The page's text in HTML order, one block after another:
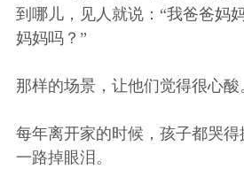
到哪儿，见人就说：“我爸爸妈
妈妈吗？”
那样的场景，让他们觉得很心酸
每年离开家的时候，孩子都哭
一路掉眼泪。